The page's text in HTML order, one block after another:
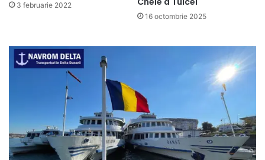
3 februarie 2022
16 octombrie 2025